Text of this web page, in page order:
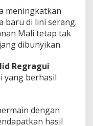
meningkatkan
baru di lini serang.
Mali tetap tak
dibunyikan.
Regragui
yang berhasil
dengan
hasil